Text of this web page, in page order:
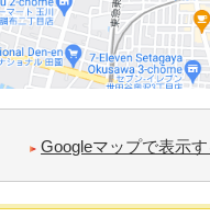
Googleマップで表示